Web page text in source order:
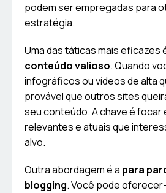
podem ser empregadas para
estratégia.
Uma das táticas mais eficazes
conteúdo valioso. Quando
infográficos ou vídeos de alta
provável que outros sites
seu conteúdo. A chave é focar
relevantes e atuais que
alvo.
Outra abordagem é a para
blogging. Você pode